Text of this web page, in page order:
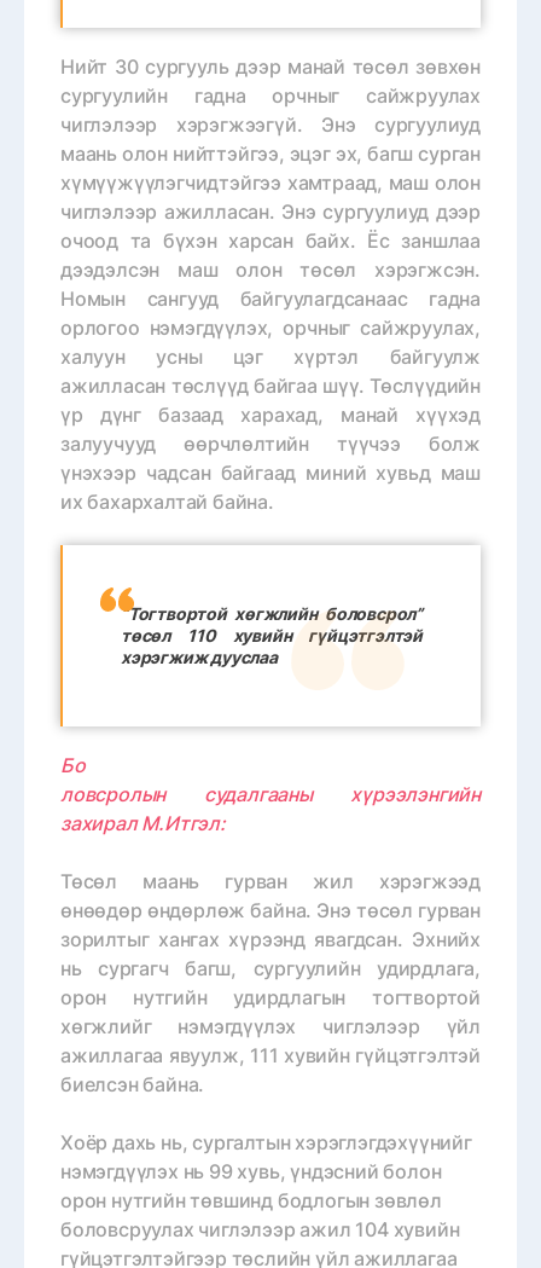
Нийт 30 сургууль дээр манай төсөл зөвхөн
сургуулийн гадна орчныг сайжруулах
чиглэлээр хэрэгжээгүй. Энэ сургуулиуд
маань олон нийттэйгээ, эцэг эх, багш сурган
хүмүүжүүлэгчидтэйгээ хамтраад, маш олон
чиглэлээр ажилласан. Энэ сургуулиуд дээр
очоод та бүхэн харсан байх. Ёс заншлаа
дээдэлсэн маш олон төсөл хэрэгжсэн.
Номын сангууд байгуулагдсанаас гадна
орлогоо нэмэгдүүлэх, орчныг сайжруулах,
халуун усны цэг хүртэл байгуулж
ажилласан төслүүд байгаа шүү. Төслүүдийн
үр дүнг базаад харахад, манай хүүхэд
залуучууд өөрчлөлтийн түүчээ болж
үнэхээр чадсан байгаад миний хувьд маш
их бахархалтай байна.
“Тогтвортой хөгжлийн боловсрол”
төсөл 110 хувийн гүйцэтгэлтэй
хэрэгжиж дууслаа
Бо
ловсролын судалгааны хүрээлэнгийн
захирал М.Итгэл:
Төсөл маань гурван жил хэрэгжээд
өнөөдөр өндөрлөж байна. Энэ төсөл гурван
зорилтыг хангах хүрээнд явагдсан. Эхнийх
нь сургагч багш, сургуулийн удирдлага,
орон нутгийн удирдлагын тогтвортой
хөгжлийг нэмэгдүүлэх чиглэлээр үйл
ажиллагаа явуулж, 111 хувийн гүйцэтгэлтэй
биелсэн байна.
Хоёр дахь нь, сургалтын хэрэглэгдэхүүнийг
нэмэгдүүлэх нь 99 хувь, үндэсний болон
орон нутгийн төвшинд бодлогын зөвлөл
боловсруулах чиглэлээр ажил 104 хувийн
гүйцэтгэлтэйгээр төслийн үйл ажиллагаа